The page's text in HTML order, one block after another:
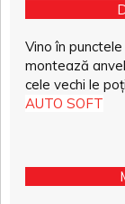
Vino în
montează
cele vechi le
AUTO SOFT